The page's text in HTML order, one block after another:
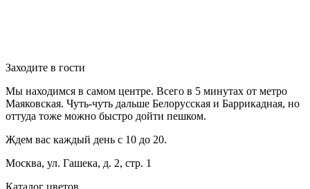
Заходите в гости
Мы находимся в самом центре. Всего в 5 минутах от метро
Маяковская. Чуть-чуть дальше Белорусская и Баррикадная, но
оттуда тоже можно быстро дойти пешком.
Ждем вас каждый день с 10 до 20.
Москва, ул. Гашека, д. 2, стр. 1
Каталог цветов